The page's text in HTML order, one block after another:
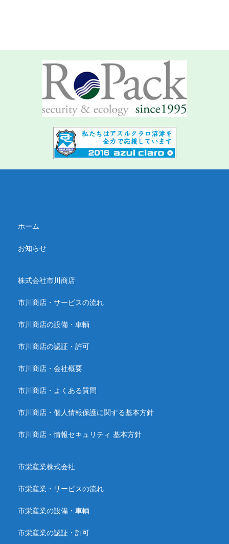
ホーム
お知らせ
株式会社市川商店
市川商店・サービスの流れ
市川商店の設備・車輌
市川商店の認証・許可
市川商店・会社概要
市川商店・よくある質問
市川商店・個人情報保護に関する基本方針
市川商店・情報セキュリティ 基本方針
市栄産業株式会社
市栄産業・サービスの流れ
市栄産業の設備・車輌
市栄産業の認証・許可